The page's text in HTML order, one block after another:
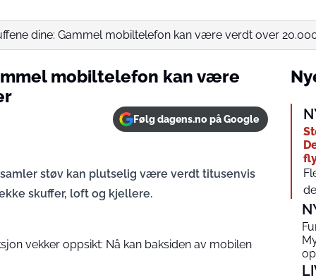
dine: Gammel mobiltelefon kan være verdt over
mobiltelefon kan være
Følg dagens.no på Google
støv kan plutselig være verdt titusenvis
skuffer, loft og kjellere.
vekker oppsikt: Nå kan baksiden av mobilen